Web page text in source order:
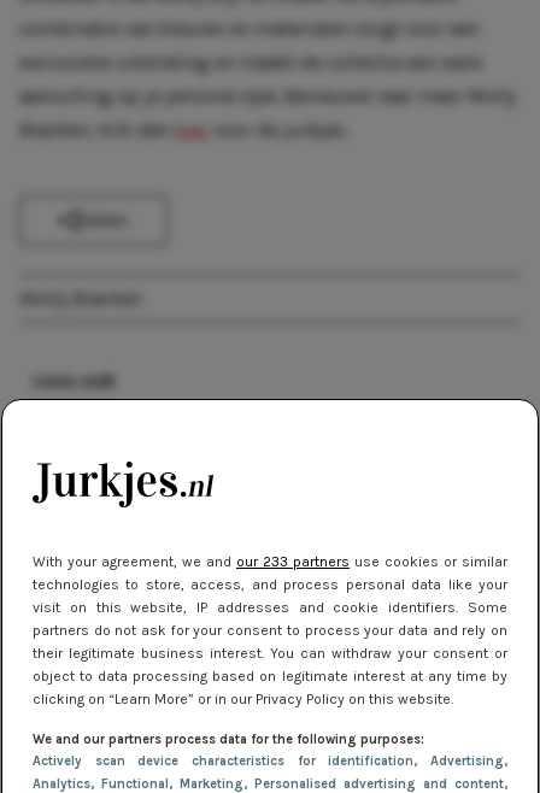
With your agreement, we and our 233 partners use cookies or similar
technologies to store, access, and process personal data like your
visit on this website, IP addresses and cookie identifiers. Some
partners do not ask for your consent to process your data and rely on
their legitimate business interest. You can withdraw your consent or
object to data processing based on legitimate interest at any time by
clicking on “Learn More” or in our Privacy Policy on this website.
We and our partners process data for the following purposes:
Actively scan device characteristics for identification, Advertising,
Analytics, Functional, Marketing, Personalised advertising and content,
combinatie van kleuren en materialen zorgt voor een
exclusieve uitstraling en maakt de collectie een ware
aanvulling op je
. Benieuwd naar meer Molly
Bracken, klik dan
hier voor de jurkjes.
Molly Bracken
Lees ook
Zo kies je de juiste schoenen bij je jurk
NIEUWS
Jurkjes met lange mouwen: warm en
stijlvol!
SHOPPEN